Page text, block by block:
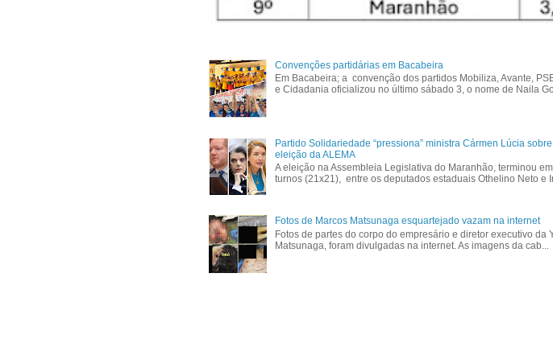
Convenções partidárias em Bacabeira
Em Bacabeira; a convenção dos partidos Mobiliza, Avante,
e Cidadania oficializou no último sábado 3, o nome de Naila
Partido Solidariedade “pressiona” ministra Cármen Lúcia
eleição da ALEMA
A eleição na Assembleia Legislativa do Maranhão, terminou
turnos (21x21), entre os deputados estaduais Othelino Neto e
Fotos de Marcos Matsunaga esquartejado vazam na internet
Fotos de partes do corpo do empresário e diretor executivo da
Matsunaga, foram divulgadas na internet. As imagens da cab...